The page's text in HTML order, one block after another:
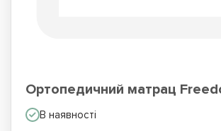
Ортопедичний матрац
В наявності